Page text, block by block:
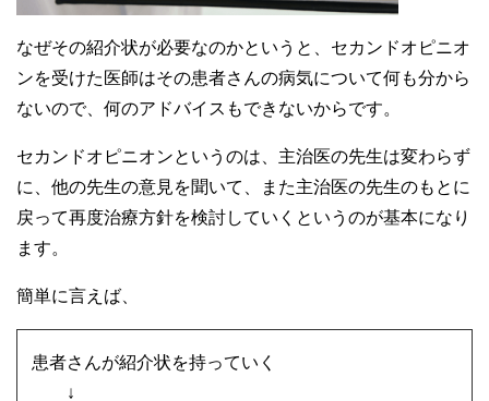
なぜその紹介状が必要なのかというと、セカンドオピニオ
ンを受けた医師はその患者さんの病気について何も分から
ないので、何のアドバイスもできないからです。
セカンドオピニオンというのは、主治医の先生は変わらず
に、他の先生の意見を聞いて、また主治医の先生のもとに
戻って再度治療方針を検討していくというのが基本になり
ます。
簡単に言えば、
患者さんが紹介状を持っていく
↓